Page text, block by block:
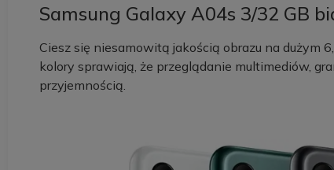
Samsung Galaxy A04s 3/32 GB
Ciesz się niesamowitą jakością obrazu na dużym
kolory sprawiają, że przeglądanie multimediów,
przyjemnością.